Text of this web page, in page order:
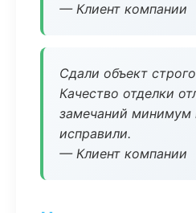
— Клиент компании
Сдали объект
Качество отделки
замечаний минимум
исправили.
— Клиент компании